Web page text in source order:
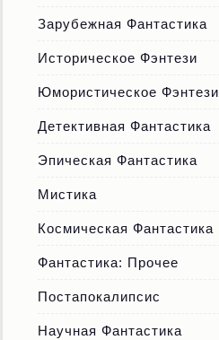
Зарубежная Фантастика
Историческое Фэнтези
Юмористическое Фэнтези
Детективная Фантастика
Эпическая Фантастика
Мистика
Космическая Фантастика
Фантастика: Прочее
Постапокалипсис
Научная Фантастика